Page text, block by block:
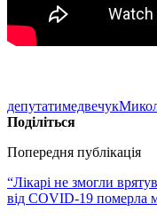
депутатимедвечук
Поділіться
Попередня публікація
“Лікарі не змогли
від COVID-19 померла